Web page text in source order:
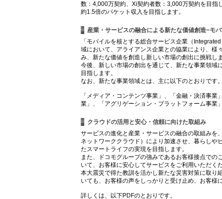
数：4,000万契約、Xi契約者数：3,000万契約を目
約1.5倍のパケット収入を目指します。
産業・サービスの融合による新たな価値創造−モ
「モバイルを核とする総合サービス企業（
域において、アライアンス企業との協業により、様
み、新たな価値を創造し新しい市場の創出に挑戦し
今後、新しい市場の創出を通じて、新たな事業領
目指します。
なお、新たな事業領域とは、主に以下のとおりです
「メディア・コンテンツ事業」、「金融・決済事
業」、「アグリゲーション・プラットフォーム事業
クラウドの活用と安心・信頼に向けた取組み
サービスの進化と産業・サービスの融合の取組みを
ネットワーククラウド）により加速させ、暮らし
たスマートライフの実現を目指します。
また、ドコモグループの強みであるお客様接点で
いて、お客様に安心してサービスをご利用いただ
本大震災で得た教訓を活かし新たな災害対策に取り
いても、お客様の声をしっかりと受け止め、お客様
詳しくは、以下PDFのとおりです。